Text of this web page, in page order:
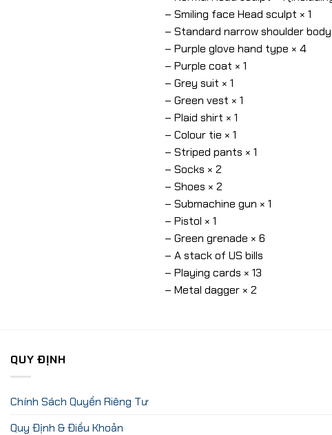
– Smiling face Head sculpt × 1
– Standard narrow shoulder body
– Purple glove hand type × 4
– Purple coat × 1
– Grey suit × 1
– Green vest × 1
– Plaid shirt × 1
– Colour tie × 1
– Striped pants × 1
– Socks × 2
– Shoes × 2
– Submachine gun × 1
– Pistol × 1
– Green grenade × 6
– A stack of US bills
– Playing cards × 13
– Metal dagger × 2
QUY ĐỊNH
Chính Sách Quyền Riêng Tư
Quy Định & Điều Khoản